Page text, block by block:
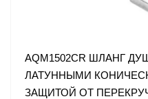
AQM1502CR ШЛАНГ
ЛАТУННЫМИ
ЗАЩИТОЙ ОТ